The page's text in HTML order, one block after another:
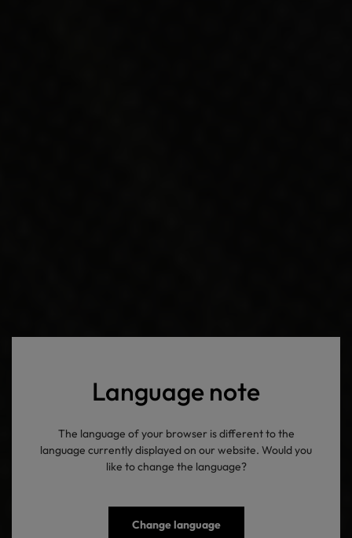
Language note
The language of your browser is different to the
language currently displayed on our website. Would you
like to change the language?
Change language